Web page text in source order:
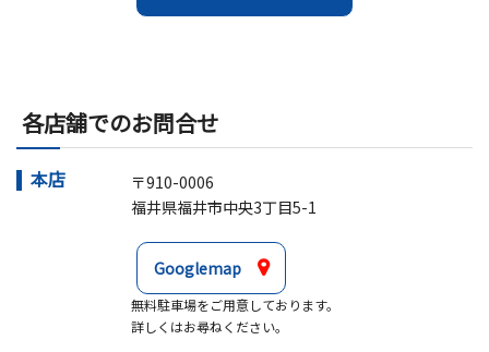
各店舗でのお問合せ
本店
〒910-0006
福井県福井市中央3丁目5-1
Googlemap
無料駐車場をご用意しております。
詳しくはお尋ねください。